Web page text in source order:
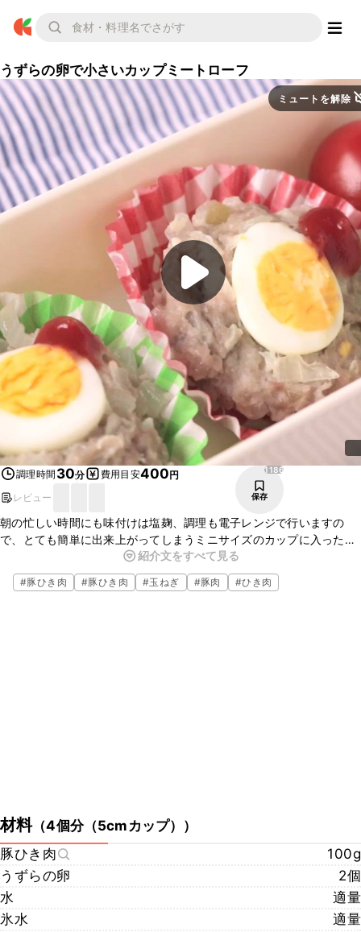
うずらの卵で小さいカップミートローフ
ミュートを解除
調理時間 30分 費用目安400円
レビュー
1186
保存
朝の忙しい時間にも味付けは塩麹、調理も電子レンジで行いますの
で、とても簡単に出来上がってしまうミニサイズのカップに入った
ミートローフのご紹介です。卵の断面が見えてとても可愛い一品で
す。
カップに入れて作りますのでそのままお弁当に詰める事ができます
紹介文をすべて見る
#豚ひき肉 #豚ひき肉 #玉ねぎ #豚肉 #ひき肉
材料（4個分（5cmカップ） ）
豚ひき肉
100g
うずらの卵
2個
水
適量
氷水
適量